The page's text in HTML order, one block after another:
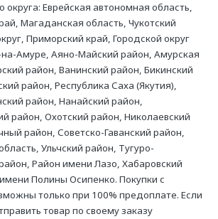
округа: Еврейская автономная область,
Магаданская область, Чукотский
Приморский край, Городской округ
Амуре, Аяно-Майский район, Амурская
район, Ванинский район, Бикинский
район, Республика Саха (Якутия),
район, Нанайский район,
район, Охотский район, Николаевский
район, Советско-Гаванский район,
Ульчский район, Тугуро-
Район имени Лазо, Хабаровский
Полины Осипенко. Покупки с
только при 100% предоплате. Если
товар по своему заказу